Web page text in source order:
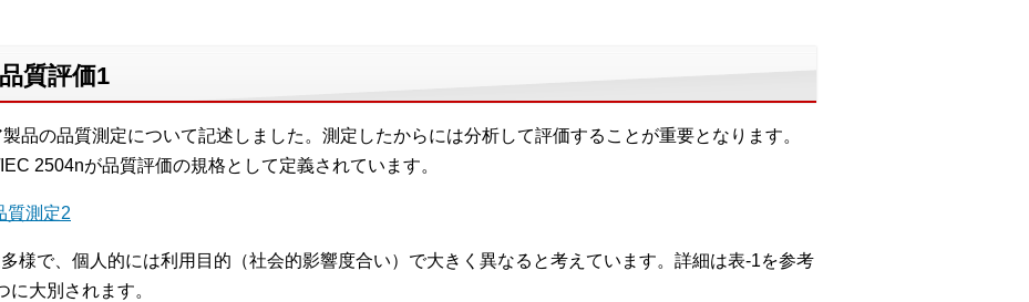
質評価1
品の品質測定について記述しました。測定したからには分析して評価することが重要となります。
2504nが品質評価の規格として定義されています。
質測定2
様で、個人的には利用目的（社会的影響度合い）で大きく異なると考えています。詳細は表-1を参考
大別されます。